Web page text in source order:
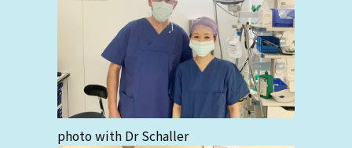
photo with Dr Schaller